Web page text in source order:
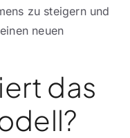
zu steigern und
neuen
das